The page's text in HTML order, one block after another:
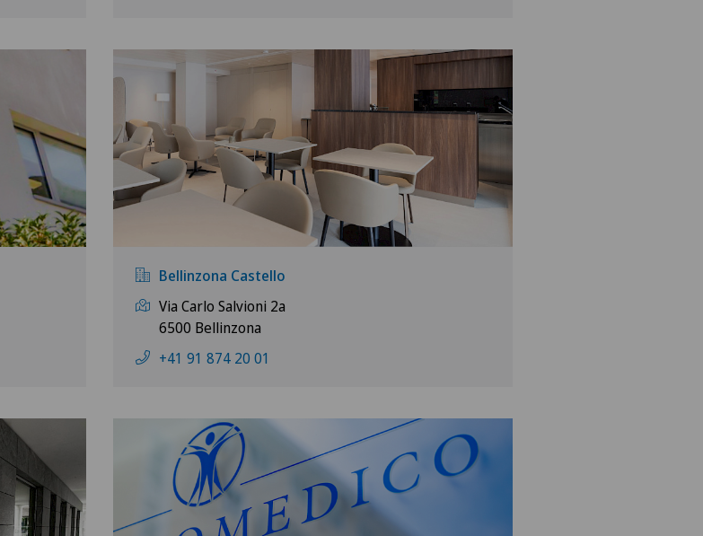
Bellinzona Castello
Via Carlo Salvioni 2a
6500 Bellinzona
+41 91 874 20 01